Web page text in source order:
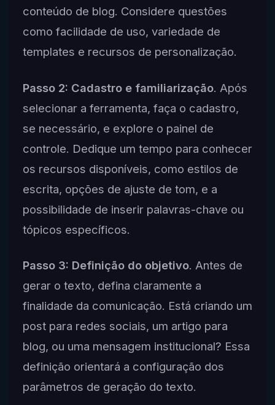
conteúdo de blog. Considere questões
como facilidade de uso, variedade de
templates e recursos de personalização.
Passo 2: Cadastro e familiarização. Após
selecionar a ferramenta, faça o cadastro,
se necessário, e explore o painel de
controle. Dedique um tempo para conhecer
os recursos disponíveis, como estilos de
escrita, opções de ajuste de tom, e a
possibilidade de inserir palavras-chave ou
tópicos específicos.
Passo 3: Definição do objetivo. Antes de
gerar o texto, defina claramente a
finalidade da comunicação. Está criando um
post para redes sociais, um artigo para
blog, ou uma mensagem institucional? Essa
definição orientará a configuração dos
parâmetros de geração do texto.